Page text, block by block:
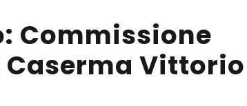
Commissione
Vittorio